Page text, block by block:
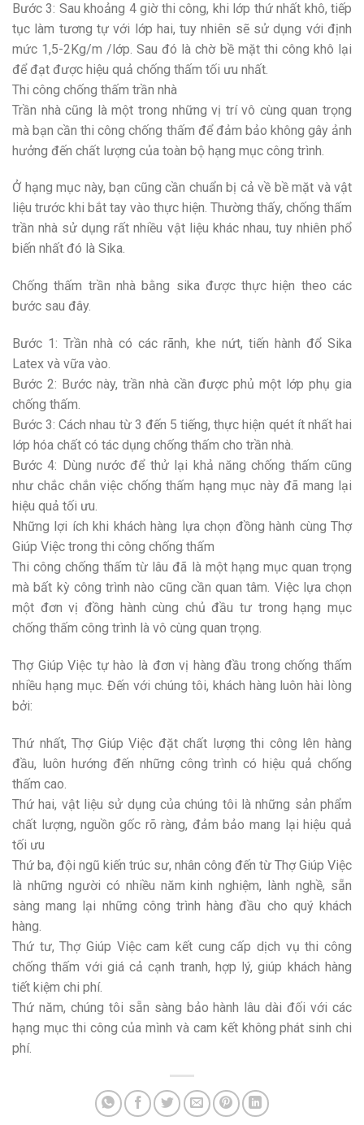
Bước 3: Sau khoảng 4 giờ thi công, khi lớp thứ nhất khô, tiếp
tục làm tương tự với lớp hai, tuy nhiên sẽ sử dụng với định
mức 1,5-2Kg/m /lớp. Sau đó là chờ bề mặt thi công khô lại
để đạt được hiệu quả chống thấm tối ưu nhất.
Thi công chống thấm trần nhà
Trần nhà cũng là một trong những vị trí vô cùng quan trọng
mà bạn cần thi công chống thấm để đảm bảo không gây ảnh
hưởng đến chất lượng của toàn bộ hạng mục công trình.
Ở hạng mục này, bạn cũng cần chuẩn bị cả về bề mặt và vật
liệu trước khi bắt tay vào thực hiện. Thường thấy, chống thấm
trần nhà sử dụng rất nhiều vật liệu khác nhau, tuy nhiên phổ
biến nhất đó là Sika.
Chống thấm trần nhà bằng sika được thực hiện theo các
bước sau đây.
Bước 1: Trần nhà có các rãnh, khe nứt, tiến hành đổ Sika
Latex và vữa vào.
Bước 2: Bước này, trần nhà cần được phủ một lớp phụ gia
chống thấm.
Bước 3: Cách nhau từ 3 đến 5 tiếng, thực hiện quét ít nhất hai
lớp hóa chất có tác dụng chống thấm cho trần nhà.
Bước 4: Dùng nước để thử lại khả năng chống thấm cũng
như chắc chắn việc chống thấm hạng mục này đã mang lại
hiệu quả tối ưu.
Những lợi ích khi khách hàng lựa chọn đồng hành cùng Thợ
Giúp Việc trong thi công chống thấm
Thi công chống thấm từ lâu đã là một hạng mục quan trọng
mà bất kỳ công trình nào cũng cần quan tâm. Việc lựa chọn
một đơn vị đồng hành cùng chủ đầu tư trong hạng mục
chống thấm công trình là vô cùng quan trọng.
Thợ Giúp Việc tự hào là đơn vị hàng đầu trong chống thấm
nhiều hạng mục. Đến với chúng tôi, khách hàng luôn hài lòng
bởi:
Thứ nhất, Thợ Giúp Việc đặt chất lượng thi công lên hàng
đầu, luôn hướng đến những công trình có hiệu quả chống
thấm cao.
Thứ hai, vật liệu sử dụng của chúng tôi là những sản phẩm
chất lượng, nguồn gốc rõ ràng, đảm bảo mang lại hiệu quả
tối ưu
Thứ ba, đội ngũ kiến trúc sư, nhân công đến từ Thợ Giúp Việc
là những người có nhiều năm kinh nghiệm, lành nghề, sẵn
sàng mang lại những công trình hàng đầu cho quý khách
hàng.
Thứ tư, Thợ Giúp Việc cam kết cung cấp dịch vụ thi công
chống thấm với giá cả cạnh tranh, hợp lý, giúp khách hàng
tiết kiệm chi phí.
Thứ năm, chúng tôi sẵn sàng bảo hành lâu dài đối với các
hạng mục thi công của mình và cam kết không phát sinh chi
phí.